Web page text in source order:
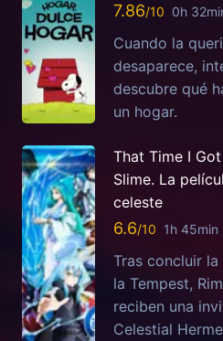
7.86 0h
Cuando la
desaparece,
descubre qué
un hogar.
That Time I
Slime. La
celeste
6.6 1h 45min
Tras concluir
la Tempest,
reciben una
Celestial